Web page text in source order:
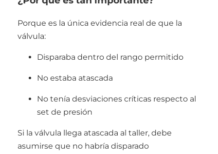
Porque es la única evidencia real de que la
válvula:
Disparaba dentro del rango permitido
No estaba atascada
No tenía desviaciones críticas respecto al
set de presión
Si la válvula llega atascada al taller, debe
asumirse que no habría disparado